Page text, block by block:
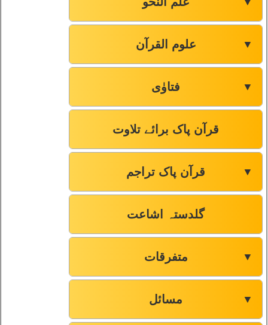
علوم القرآن ▼
فتاوٰی ▼
قرآن پاک برائے تلاوت
قرآن پاک تراجم ▼
گلدستہ اشاعت
متفرقات ▼
مسائل ▼